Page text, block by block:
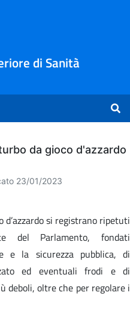
di Sanità
da gioco d'azzardo
23/01/2023
d’azzardo si registrano ripetuti
del Parlamento, fondati
e la sicurezza pubblica, di
ed eventuali frodi e di
deboli, oltre che per regolare i